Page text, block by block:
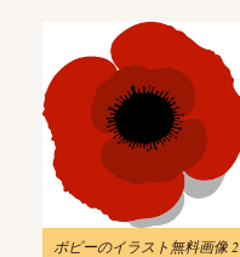
ポピーのイラスト無料画像 2